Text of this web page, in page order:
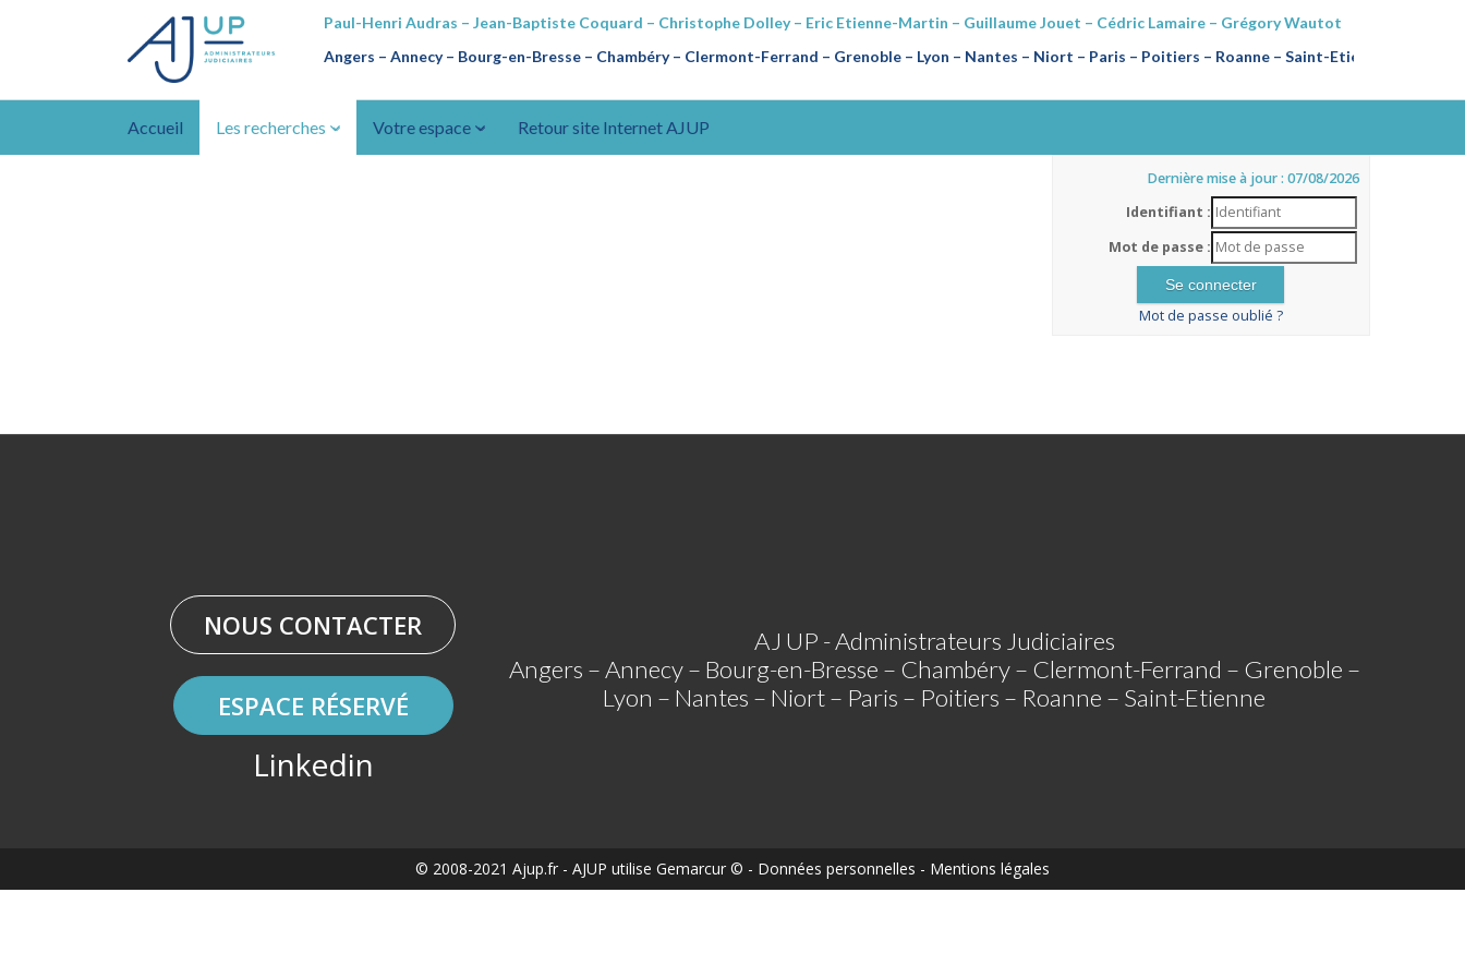
Paul-Henri Audras – Jean-Baptiste Coquard – Christophe Dolley – Eric Etienne-Martin – Guillaume Jouet – Cédric Lamaire – Grégory Wautot
Angers – Annecy– Bourg-en-Bresse – Chambéry – Clermont-Ferrand – Grenoble – Lyon – Nantes – Niort – Paris – Poitiers – Roanne – Saint-Etienne
Accueil Les recherches Votre espace Retour site Internet AJUP
Dernière mise à jour : 07/08/2026
Identifiant :
Mot de passe :
Mot de passe oublié ?
NOUS CONTACTER
ESPACE RÉSERVÉ
Linkedin
AJ UP - Administrateurs Judiciaires
Angers – Annecy – Bourg-en-Bresse – Chambéry – Clermont-Ferrand – Grenoble –
Lyon – Nantes – Niort – Paris – Poitiers – Roanne – Saint-Etienne
© 2008-2021 Ajup.fr - AJUP utilise Gemarcur © - Données personnelles - Mentions légales